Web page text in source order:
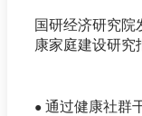
国研经济研究院
康家庭建设研究
● 通过健康社群